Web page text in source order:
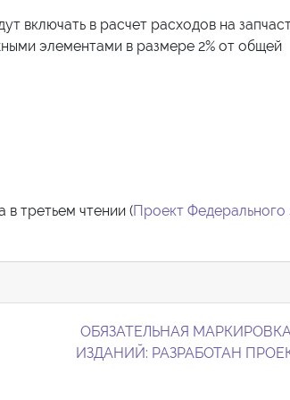
включать в расчет расходов на
элементами в размере 2% от общей
третьем чтении (Проект Федерального
ОБЯЗАТЕЛЬНАЯ
ИЗДАНИЙ: РАЗРАБОТАН